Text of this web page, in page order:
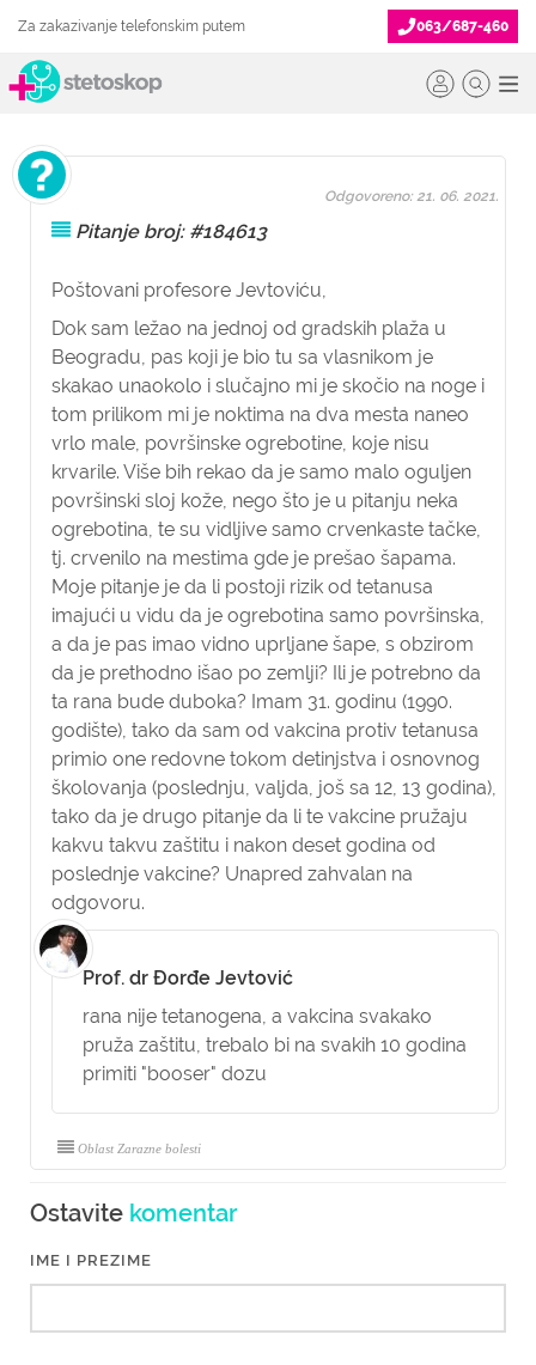
Za zakazivanje telefonskim putem 063/687-460
Pitanje broj: #184613
Poštovani profesore Jevtoviću,
Dok sam ležao na jednoj od gradskih plaža u
Beogradu, pas koji je bio tu sa vlasnikom je
skakao unaokolo i slučajno mi je skočio na noge i
tom prilikom mi je noktima na dva mesta naneo
vrlo male, površinske ogrebotine, koje nisu
krvarile. Više bih rekao da je samo malo oguljen
površinski sloj kože, nego što je u pitanju neka
ogrebotina, te su vidljive samo crvenkaste tačke,
tj. crvenilo na mestima gde je prešao šapama.
Moje pitanje je da li postoji rizik od tetanusa
imajući u vidu da je ogrebotina samo površinska,
a da je pas imao vidno uprljane šape, s obzirom
da je prethodno išao po zemlji? Ili je potrebno da
ta rana bude duboka? Imam 31. godinu (1990.
godište), tako da sam od vakcina protiv tetanusa
primio one redovne tokom detinjstva i osnovnog
školovanja (poslednju, valjda, još sa 12, 13 godina),
tako da je drugo pitanje da li te vakcine pružaju
kakvu takvu zaštitu i nakon deset godina od
poslednje vakcine? Unapred zahvalan na
odgovoru.
Odgovoreno: 21. 06. 2021.
Prof. dr Đorđe Jevtović
rana nije tetanogena, a vakcina svakako
pruža zaštitu, trebalo bi na svakih 10 godina
primiti "booser" dozu
Oblast Zarazne bolesti
Ostavite komentar
IME I PREZIME